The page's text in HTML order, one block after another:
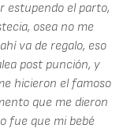
estupendo el parto,
osea no me
va de regalo, eso
post punción, y
hicieron el famoso
que me dieron
fue que mi bebé